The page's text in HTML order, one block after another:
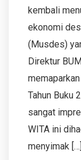
kembali
ekonomi
(Musdes)
Direktur
Tahun Buku
sangat
WITA ini
menyimak […]